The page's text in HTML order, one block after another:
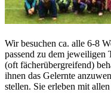
Wir besuchen ca. alle 6-8
passend zu dem jeweiligen
(oft fächerübergreifend)
ihnen das Gelernte
stellen. Sie erleben mit